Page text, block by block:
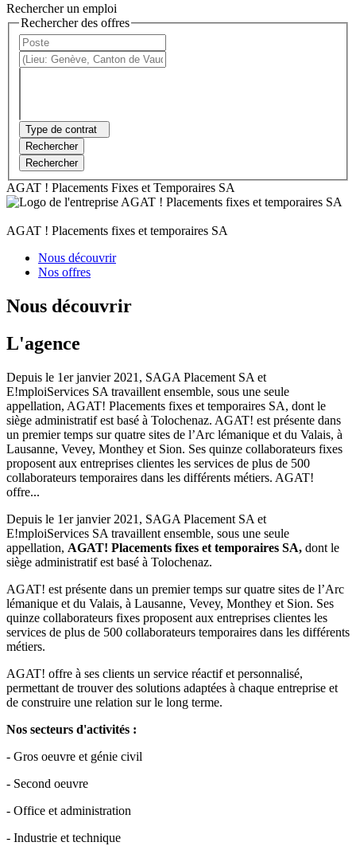
Rechercher un emploi
Rechercher des offres
Type de contrat
Rechercher
Rechercher
AGAT ! Placements Fixes et Temporaires SA
AGAT ! Placements fixes et temporaires SA
Nous découvrir
Nos offres
Nous découvrir
L'agence
Depuis le 1er janvier 2021, SAGA Placement SA et
E!mploiServices SA travaillent ensemble, sous une seule
appellation, AGAT! Placements fixes et temporaires SA, dont le
siège administratif est basé à Tolochenaz. AGAT! est présente dans
un premier temps sur quatre sites de l’Arc lémanique et du Valais, à
Lausanne, Vevey, Monthey et Sion. Ses quinze collaborateurs fixes
proposent aux entreprises clientes les services de plus de 500
collaborateurs temporaires dans les différents métiers. AGAT!
offre...
Depuis le 1er janvier 2021, SAGA Placement SA et
E!mploiServices SA travaillent ensemble, sous une seule
appellation, AGAT! Placements fixes et temporaires SA, dont le
siège administratif est basé à Tolochenaz.
AGAT! est présente dans un premier temps sur quatre sites de l’Arc
lémanique et du Valais, à Lausanne, Vevey, Monthey et Sion. Ses
quinze collaborateurs fixes proposent aux entreprises clientes les
services de plus de 500 collaborateurs temporaires dans les différents
métiers.
AGAT! offre à ses clients un service réactif et personnalisé,
permettant de trouver des solutions adaptées à chaque entreprise et
de construire une relation sur le long terme.
Nos secteurs d'activités :
- Gros oeuvre et génie civil
- Second oeuvre
- Office et administration
- Industrie et technique